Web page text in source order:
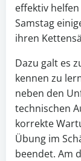
effektiv
Samstag
ihren
Dazu galt es
kennen zu
neben den
technischen
korrekte
Übung im
beendet. Am